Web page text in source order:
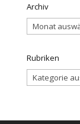
Archiv
Archiv
Rubriken
Rubriken